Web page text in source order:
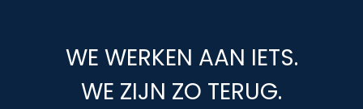
WE WERKEN AAN IETS.
WE ZIJN ZO TERUG.